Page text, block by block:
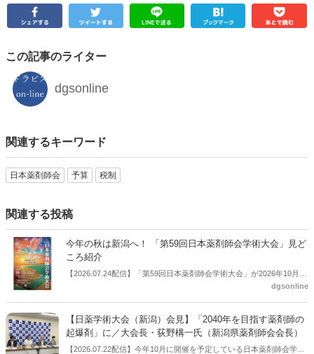
この記事のライター
dgsonline
関連するキーワード
日本薬剤師会 予算 税制
関連する投稿
今年の秋は新潟へ！ 「第59回日本薬剤師会学術大会」見ど
ころ紹介
【2026.07.24配信】「第59回日本薬剤師会学術大会」が2026年10月11
日（日）～12日（月・祝）の２日間、新潟で開催される（大会運営委
ろを紹介する。
dgsonline
【日薬学術大会（新潟）会見】「2040年を目指す薬剤師の
起爆剤」に／大会長・荻野構一氏（新潟県薬剤師会会長）
【2026.07.22配信】今年10月に開催を予定している日本薬剤師会学術